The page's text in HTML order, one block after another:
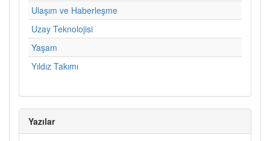
Ulaşım ve Haberleşme
Uzay Teknolojisi
Yaşam
Yıldız Takımı
Yazılar